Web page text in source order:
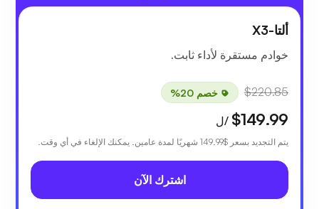
ألتا-X3
خوادم مستقرة لأداء ثابت.
$220.85 خصم 20%
$149.99 /ل
يتم التجديد بسعر $149.99 شهريًا لمدة عامين. يمكنك الإلغاء في أي وقت.
اشترك الآن